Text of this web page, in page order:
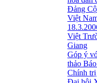
Đảng
Việt
Việt
Giang
Góp ý
thảo
Chính